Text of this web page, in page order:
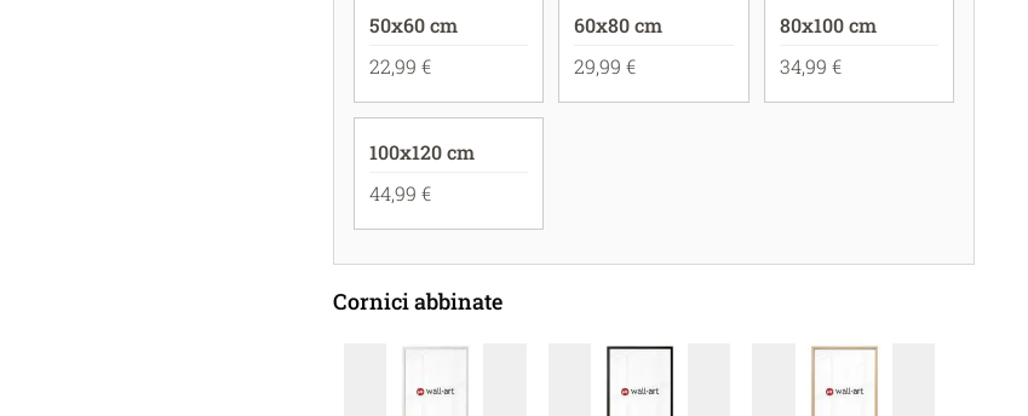
50x60 cm
22,99 €
60x80 cm
29,99 €
80x100 cm
34,99 €
100x120 cm
44,99 €
Cornici abbinate